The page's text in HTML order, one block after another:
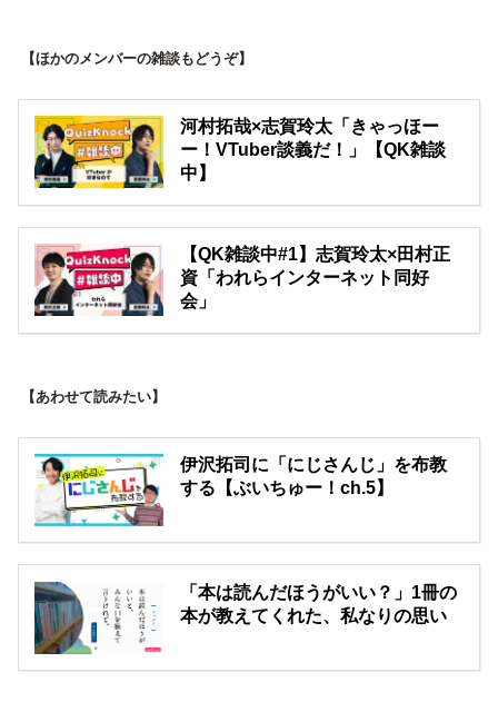
【ほかのメンバーの雑談もどうぞ】
河村拓哉×志賀玲太「きゃっほー
ー！VTuber談義だ！」【QK雑談
中】
【QK雑談中#1】志賀玲太×田村正
資「われらインターネット同好
会」
【あわせて読みたい】
伊沢拓司に「にじさんじ」を布教
する【ぶいちゅー！ch.5】
「本は読んだほうがいい？」1冊の
本が教えてくれた、私なりの思い